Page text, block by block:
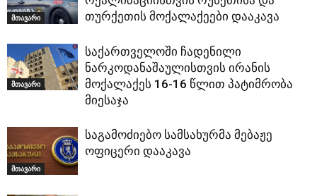
მთავარი
თურქეთის მოქალაქეები დააკავა
მთავარი
საქართველოში ჩადენილი
ნარკოდანაშაულისთვის ირანის
მოქალაქეს 16-16 წლით პატიმრობა
მიესაჯა
მთავარი
საგამოძიებო სამსახურმა მებაჟე
ოფიცერი დააკავა